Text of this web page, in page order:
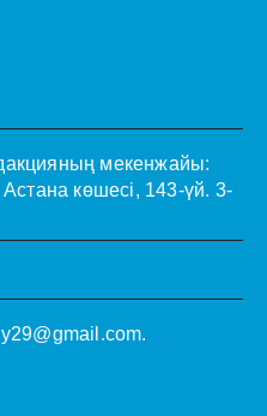
мекенжайы:
көшесі, 143-үй. 3-
.